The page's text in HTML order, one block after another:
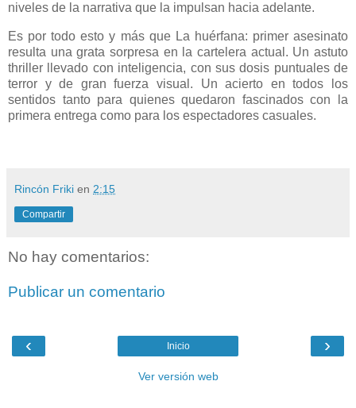
niveles de la narrativa que la impulsan hacia adelante.
Es por todo esto y más que La huérfana: primer asesinato
resulta una grata sorpresa en la cartelera actual. Un astuto
thriller llevado con inteligencia, con sus dosis puntuales de
terror y de gran fuerza visual. Un acierto en todos los
sentidos tanto para quienes quedaron fascinados con la
primera entrega como para los espectadores casuales.
Rincón Friki en 2:15
Compartir
No hay comentarios:
Publicar un comentario
‹ ›
Inicio
Ver versión web